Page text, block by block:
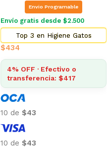
Envio Programable
Envío gratis desde $2.500
Top 3 en Higiene Gatos
$434
4% OFF · Efectivo o
transferencia: $417
10 de $43
10 de $43